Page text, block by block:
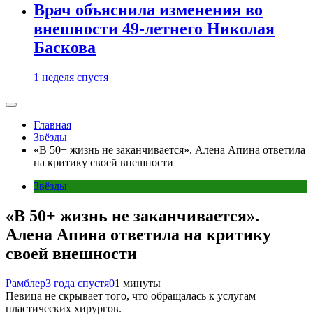
Врач объяснила изменения во
внешности 49-летнего Николая
Баскова
1 неделя спустя
Главная
Звёзды
«В 50+ жизнь не заканчивается». Алена Апина ответила
на критику своей внешности
Звёзды
«В 50+ жизнь не заканчивается».
Алена Апина ответила на критику
своей внешности
Рамблер3 года спустя01 минуты
Певица не скрывает того, что обращалась к услугам
пластических хирургов.